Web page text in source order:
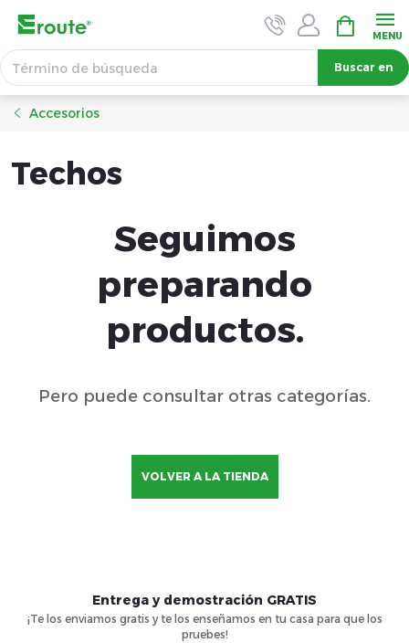
contenido
Buscar en
CESTA
LA
COMPRA
Accesorios
Techos
Seguimos
preparando
productos.
Pero puede consultar otras categorías.
VOLVER A LA TIENDA
Entrega y demostración GRATIS
¡Te los enviamos gratis y te los enseñamos en tu casa para que los
pruebes!